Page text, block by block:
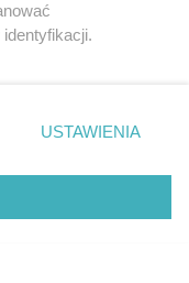
prywatności
zgody
się takiemu
USTAWIENIA